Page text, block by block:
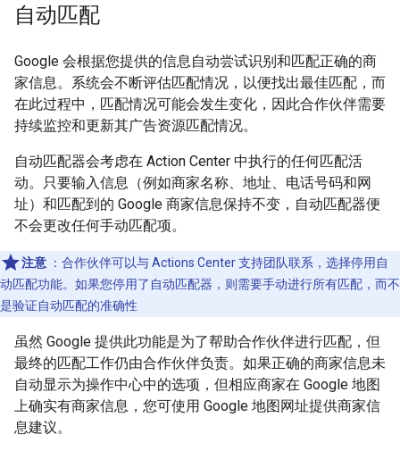
自动匹配
Google 会根据您提供的信息自动尝试识别和匹配正确的商
家信息。系统会不断评估匹配情况，以便找出最佳匹配，而
在此过程中，匹配情况可能会发生变化，因此合作伙伴需要
持续监控和更新其广告资源匹配情况。
自动匹配器会考虑在 Action Center 中执行的任何匹配活
动。只要输入信息（例如商家名称、地址、电话号码和网
址）和匹配到的 Google 商家信息保持不变，自动匹配器便
不会更改任何手动匹配项。
注意 ：合作伙伴可以与 Actions Center 支持团队联系，选择停用自
动匹配功能。如果您停用了自动匹配器，则需要手动进行所有匹配，而不
是验证自动匹配的准确性
虽然 Google 提供此功能是为了帮助合作伙伴进行匹配，但
最终的匹配工作仍由合作伙伴负责。如果正确的商家信息未
自动显示为操作中心中的选项，但相应商家在 Google 地图
上确实有商家信息，您可使用 Google 地图网址提供商家信
息建议。